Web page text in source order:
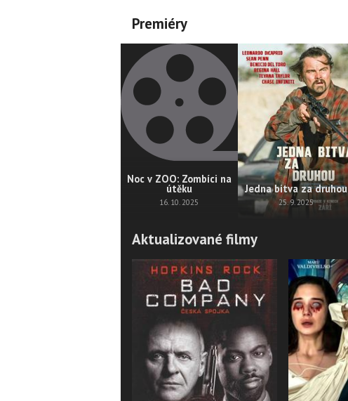
Premiéry
Noc v ZOO: Zombíci na
útěku
16. 10. 2025
Jedna bitva za druhou
25. 9. 2025
Aktualizované filmy